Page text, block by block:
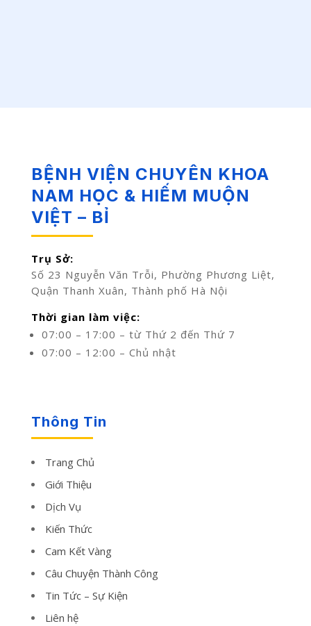
BỆNH VIỆN CHUYÊN KHOA
NAM HỌC & HIẾM MUỘN
VIỆT – BỈ
Trụ Sở:
Số 23 Nguyễn Văn Trỗi, Phường Phương Liệt,
Quận Thanh Xuân, Thành phố Hà Nội
Thời gian làm việc:
07:00 – 17:00 – từ Thứ 2 đến Thứ 7
07:00 – 12:00 – Chủ nhật
Thông Tin
Trang Chủ
Giới Thiệu
Dịch Vụ
Kiến Thức
Cam Kết Vàng
Câu Chuyện Thành Công
Tin Tức – Sự Kiện
Liên hệ